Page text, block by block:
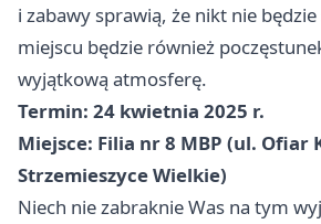
i zabawy sprawią, że nikt nie będzie
miejscu będzie również
wyjątkową atmosferę.
Termin: 24 kwietnia 2025 r.
Miejsce: Filia nr 8 MBP (ul. Ofiar
Strzemieszyce Wielkie)
Niech nie zabraknie Was na tym